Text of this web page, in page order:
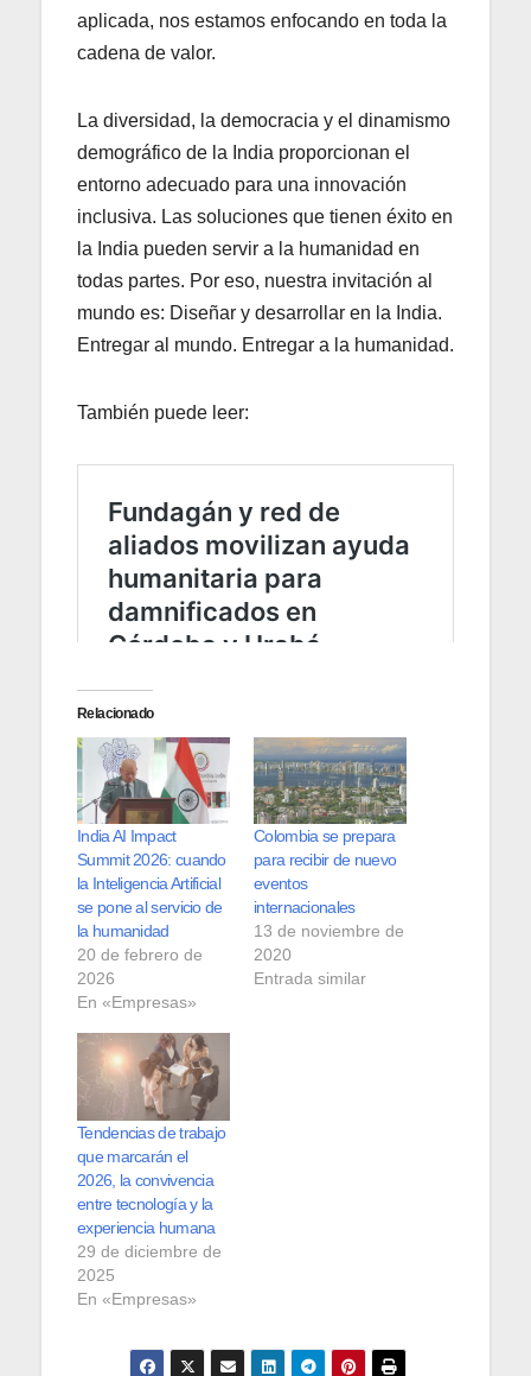
aplicada, nos estamos enfocando en toda la
cadena de valor.
La diversidad, la democracia y el dinamismo
demográfico de la India proporcionan el
entorno adecuado para una innovación
inclusiva. Las soluciones que tienen éxito en
la India pueden servir a la humanidad en
todas partes. Por eso, nuestra invitación al
mundo es: Diseñar y desarrollar en la India.
Entregar al mundo. Entregar a la humanidad.
También puede leer:
Relacionado
India AI Impact
Summit 2026: cuando
la Inteligencia Artificial
se pone al servicio de
la humanidad
20 de febrero de
2026
En «Empresas»
Colombia se prepara
para recibir de nuevo
eventos
internacionales
13 de noviembre de
2020
Entrada similar
Tendencias de trabajo
que marcarán el
2026, la convivencia
entre tecnología y la
experiencia humana
29 de diciembre de
2025
En «Empresas»